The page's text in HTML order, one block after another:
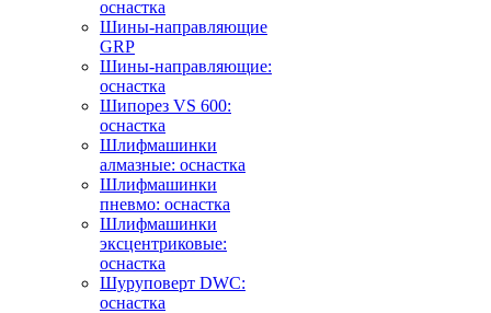
оснастка
Шины-направляющие
GRP
Шины-направляющие:
оснастка
Шипорез VS 600:
оснастка
Шлифмашинки
алмазные: оснастка
Шлифмашинки
пневмо: оснастка
Шлифмашинки
эксцентриковые:
оснастка
Шуруповерт DWC:
оснастка